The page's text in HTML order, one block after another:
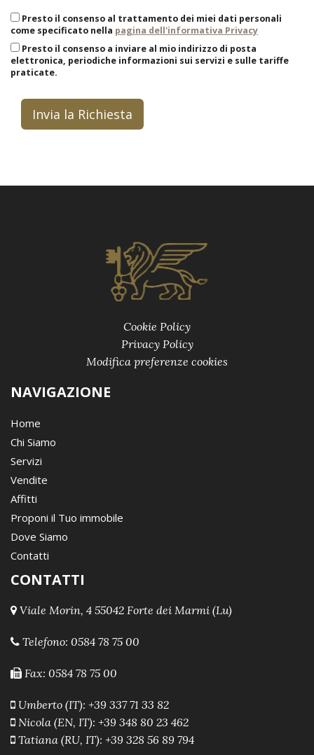
Presto il consenso al trattamento dei miei dati personali
come specificato nella pagina dell'informativa Privacy
Presto il consenso a inviare al mio indirizzo di posta
elettronica, periodiche informazioni sui servizi e sulle tariffe
praticate.
Invia la Richiesta
Cookie Policy
Privacy Policy
Modifica preferenze cookies
NAVIGAZIONE
Home
Chi Siamo
Servizi
Vendite
Affitti
Proponi il Tuo immobile
Dove Siamo
Contatti
CONTATTI
Viale Morin, 4 55042 Forte dei Marmi (Lu)
Telefono: 0584 78 75 00
Fax: 0584 78 75 00
Umberto (IT): +39 337 71 33 82
Nicola (EN, IT): +39 348 80 23 462
Tatiana (RU, IT): +39 328 56 89 794